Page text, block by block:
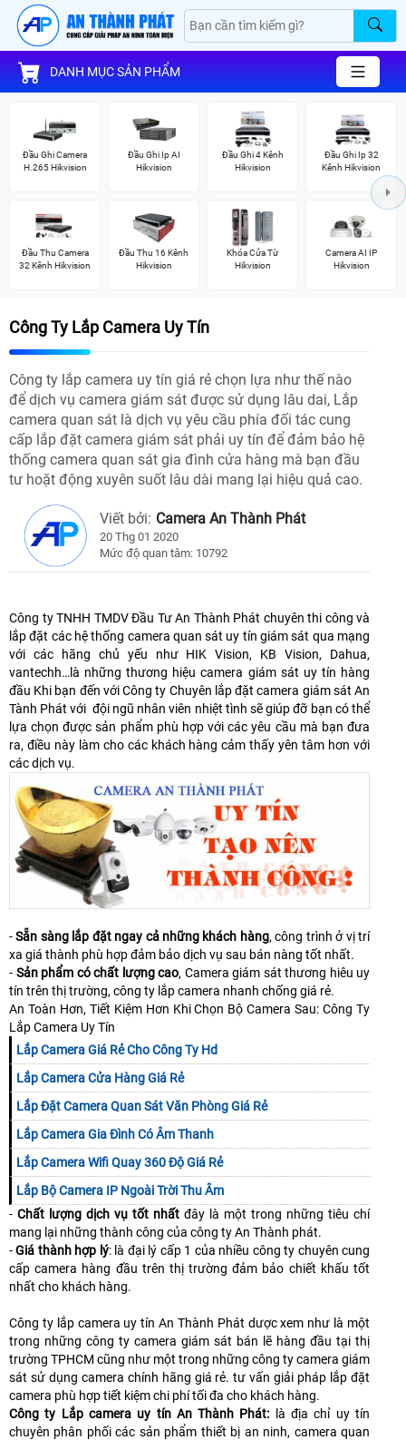
DANH MỤC SẢN PHẨM
Đầu Ghi Camera
H.265 Hikvision
Đầu Ghi Ip AI
Hikvision
Đầu Ghi 4 Kênh
Hikvision
Đầu Ghi Ip 32
Kênh Hikvision
Đầu Thu Camera
32 Kênh Hikvision
Đầu Thu 16 Kênh
Hikvision
Khóa Cửa Từ
Hikvision
Camera AI IP
Hikvision
Công Ty Lắp Camera Uy Tín
Công ty lắp camera uy tín giá rẻ chọn lựa như thế nào
để dịch vụ camera giám sát được sử dụng lâu dai, Lắp
camera quan sát là dịch vụ yêu cầu phía đối tác cung
cấp lắp đặt camera giám sát phải uy tín để đảm bảo hệ
thống camera quan sát gia đình cửa hàng mà bạn đầu
tư hoặt động xuyên suốt lâu dài mang lại hiệu quả cao.
Viết bởi: Camera An Thành Phát
20 Thg 01 2020
Mức độ quan tâm: 10792
Công ty TNHH TMDV Đầu Tư An Thành Phát chuyên thi công và
lắp đặt các hệ thống camera quan sát uy tín giám sát qua mạng
với các hãng chủ yếu như HIK Vision, KB Vision, Dahua,
vantechh…là những thương hiệu camera giám sát uy tín hàng
đầu Khi bạn đến với Công ty Chuyên lắp đặt camera giám sát An
Tành Phát với đội ngũ nhân viên nhiệt tình sẽ giúp đỡ bạn có thể
lựa chọn được sản phẩm phù hợp với các yêu cầu mà bạn đưa
ra, điều này làm cho các khách hàng cảm thấy yên tâm hơn với
các dịch vụ.
-Sẵn sàng lắp đặt ngay cả những khách hàng, công trình ở vị trí
xa giá thành phù hợp đảm bảo dịch vụ sau bán nàng tốt nhất.
- Sản phẩm có chất lượng cao, Camera giám sát thương hiêu uy
tín trên thị trường, công ty lắp camera nhanh chống giá rẻ.
An Toàn Hơn, Tiết Kiệm Hơn Khi Chọn Bộ Camera Sau: Công Ty
Lắp Camera Uy Tín
Lắp Camera Giá Rẻ Cho Công Ty Hd
Lắp Camera Cửa Hàng Giá Rẻ
Lắp Đặt Camera Quan Sát Văn Phòng Giá Rẻ
Lắp Camera Gia Đình Có Âm Thanh
Lắp Camera Wifi Quay 360 Độ Giá Rẻ
Lắp Bộ Camera IP Ngoài Trời Thu Âm
- Chất lượng dịch vụ tốt nhất đây là một trong những tiêu chí
mang lại những thành công của công ty An Thành phát.
-Giá thành hợp lý: là đại lý cấp 1 của nhiều công ty chuyên cung
cấp camera hàng đầu trên thị trường đảm bảo chiết khấu tốt
nhất cho khách hàng.
Công ty lắp camera uy tín An Thành Phát dược xem như là một
trong những công ty camera giám sát bán lẽ hàng đầu tại thị
trường TPHCM cũng như một trong những công ty camera giám
sát sử dụng camera chính hãng giá rẻ. tư vấn giải pháp lắp đặt
camera phù hợp tiết kiệm chi phí tối đa cho khách hàng.
Công ty Lắp camera uy tín An Thành Phát: là địa chỉ uy tín
chuyên phân phối các sản phẩm thiết bị an ninh, camera quan